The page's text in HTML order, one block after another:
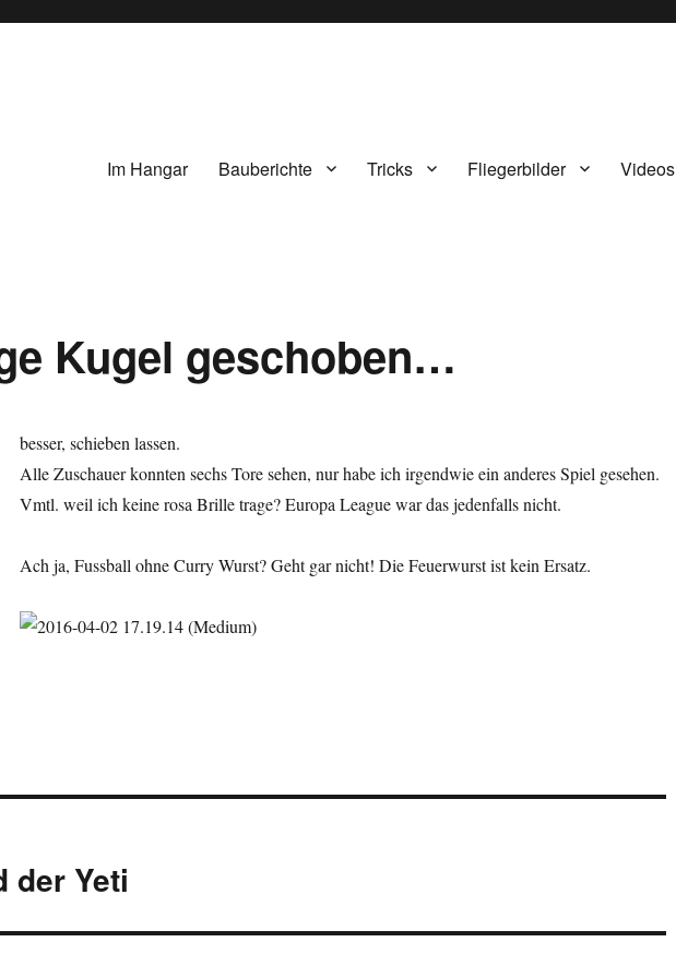
Im Hangar Bauberichte Tricks Fliegerbilder Videos
Kugel geschoben…
besser, schieben lassen.
Alle Zuschauer konnten sechs Tore sehen, nur habe ich irgendwie ein anderes Spiel gesehen.
Vmtl. weil ich keine rosa Brille trage? Europa League war das jedenfalls nicht.
Ach ja, Fussball ohne Curry Wurst? Geht gar nicht! Die Feuerwurst ist kein Ersatz.
der Yeti